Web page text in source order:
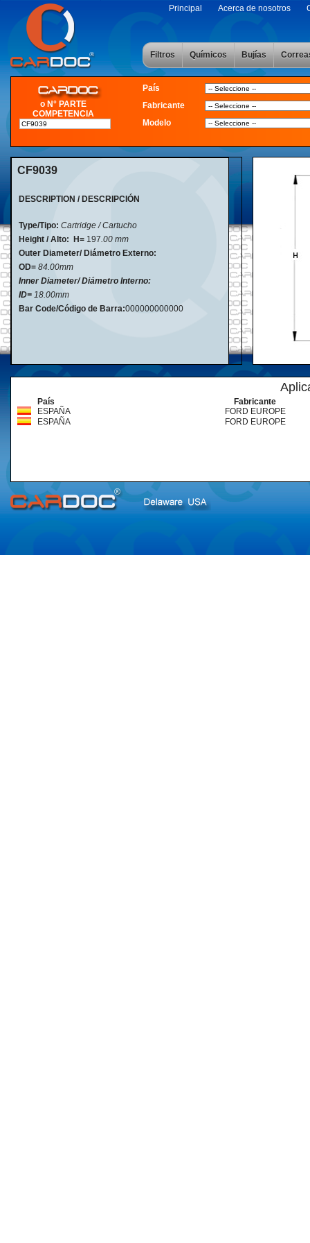
Principal Acerca de nosotros
Filtros Químicos Bujías
o N° PARTE
COMPETENCIA
País
Fabricante
Modelo
CF9039
DESCRIPTION / DESCRIPCIÓN
Type/Tipo: Cartridge / Cartucho
Height / Alto:
H= 197.00 mm
Outer Diameter/ Diámetro Externo:
OD= 84.00mm
Inner Diameter/ Diámetro Interno:
ID= 18.00mm
Bar Code/Código de Barra:000000000000
País
Fabricante
ESPAÑA
FORD EUROPE
ESPAÑA
FORD EUROPE